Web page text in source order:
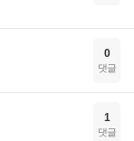
0
댓글
1
댓글